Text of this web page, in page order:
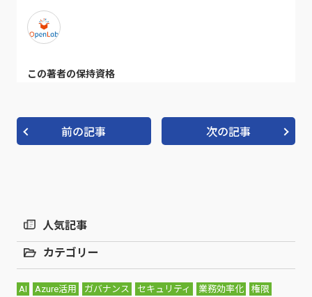
この著者の保持資格
前の記事 次の記事
人気記事
カテゴリー
AI Azure活用 ガバナンス セキュリティ 業務効率化
権限